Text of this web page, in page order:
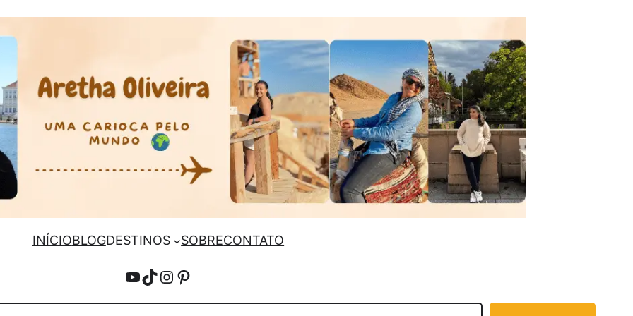
INÍCIOBLOGDESTINOS SOBRECONTATO
YouTube
TikTok
Instagram
Pinterest